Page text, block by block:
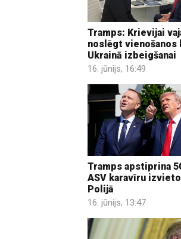
Tramps: Krievijai
noslēgt vienošanos
Ukrainā izbeigšanai
16. jūnijs, 16:49
Tramps apstiprina
ASV karavīru
Polijā
16. jūnijs, 13:47